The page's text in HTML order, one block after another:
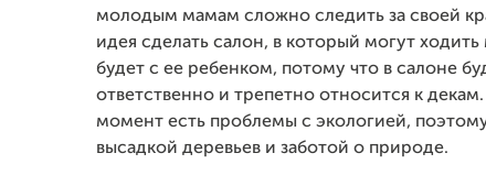
молодым мамам сложно следить за своей
идея сделать салон, в который могут
будет с ее ребенком, потому что в салоне
ответственно и трепетно относится к
момент есть проблемы с экологией,
высадкой деревьев и заботой о природе.